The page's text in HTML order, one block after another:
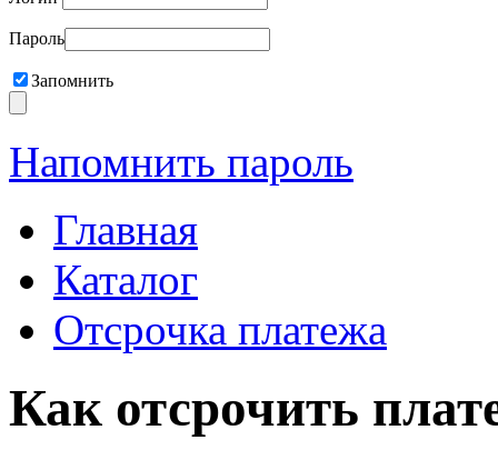
Пароль
Запомнить
Напомнить пароль
Главная
Каталог
Отсрочка платежа
Как отсрочить